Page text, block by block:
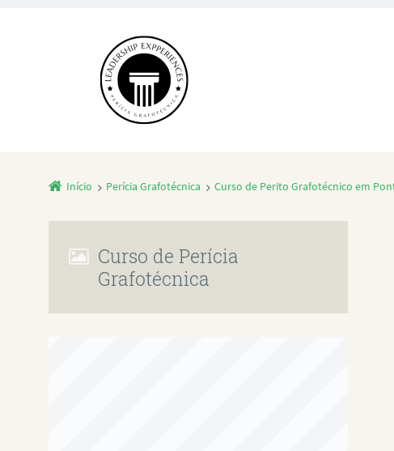
Início Perícia Grafotécnica Curso de Perito Grafotécnico em
Curso de Perícia
Grafotécnica